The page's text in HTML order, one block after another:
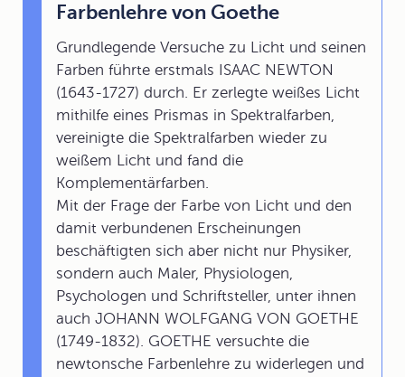
Farbenlehre von Goethe
Grundlegende Versuche zu Licht und seinen
Farben führte erstmals ISAAC NEWTON
(1643-1727) durch. Er zerlegte weißes Licht
mithilfe eines Prismas in Spektralfarben,
vereinigte die Spektralfarben wieder zu
weißem Licht und fand die
Komplementärfarben.
Mit der Frage der Farbe von Licht und den
damit verbundenen Erscheinungen
beschäftigten sich aber nicht nur Physiker,
sondern auch Maler, Physiologen,
Psychologen und Schriftsteller, unter ihnen
auch JOHANN WOLFGANG VON GOETHE
(1749-1832). GOETHE versuchte die
newtonsche Farbenlehre zu widerlegen und